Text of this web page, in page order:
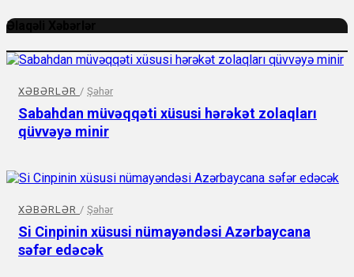
Əlaqəli Xəbərlər
XƏBƏRLƏR / Şəhər
Sabahdan müvəqqəti xüsusi hərəkət zolaqları
qüvvəyə minir
XƏBƏRLƏR / Şəhər
Si Cinpinin xüsusi nümayəndəsi Azərbaycana
səfər edəcək